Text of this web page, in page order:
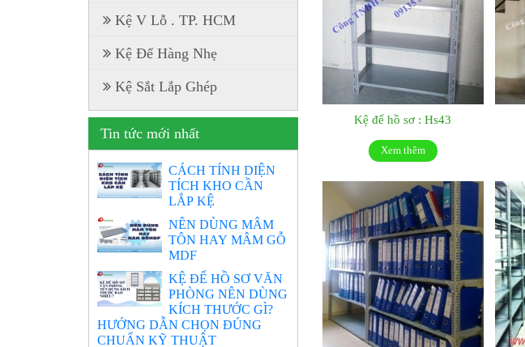
Kệ để hồ sơ : Hs43
Xem thêm
Kệ V Lỗ . TP. HCM
Kệ Để Hàng Nhẹ
Kệ Sắt Lắp Ghép
Tin tức mới nhất
CÁCH TÍNH DIỆN
TÍCH KHO CẦN
LẮP KỆ
NÊN DÙNG MÂM
TÔN HAY MÂM GỖ
MDF
KỆ ĐỂ HỒ SƠ VĂN
PHÒNG NÊN DÙNG
KÍCH THƯỚC GÌ?
HƯỚNG DẪN CHỌN ĐÚNG
CHUẨN KỸ THUẬT